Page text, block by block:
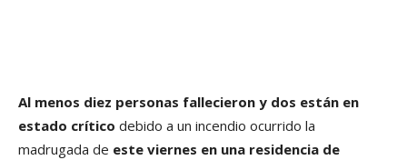
Al menos diez personas fallecieron y dos están en
estado crítico debido a un incendio ocurrido la
madrugada de este viernes en una residencia de